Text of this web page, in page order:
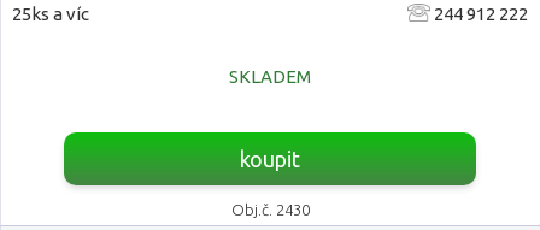
25ks a víc
244 912 222
SKLADEM
koupit
Obj.č. 2430